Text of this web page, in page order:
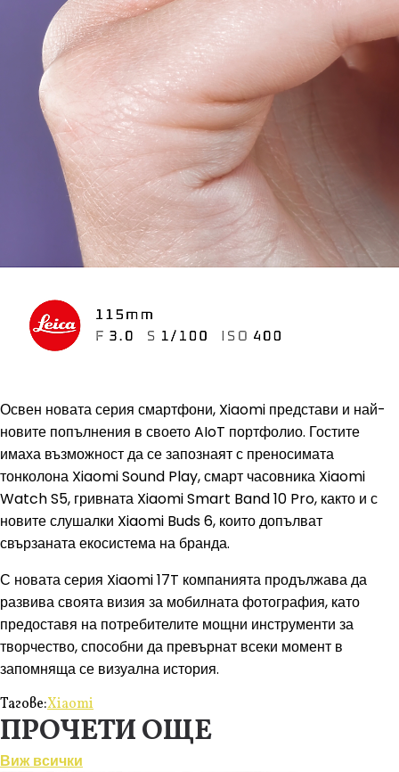
Освен новата серия смартфони, Xiaomi представи и най-
новите попълнения в своето AIoT портфолио. Гостите
имаха възможност да се запознаят с преносимата
тонколона Xiaomi Sound Play, смарт часовника Xiaomi
Watch S5, гривната Xiaomi Smart Band 10 Pro, както и с
новите слушалки Xiaomi Buds 6, които допълват
свързаната екосистема на бранда.
С новата серия Xiaomi 17T компанията продължава да
развива своята визия за мобилната фотография, като
предоставя на потребителите мощни инструменти за
творчество, способни да превърнат всеки момент в
запомняща се визуална история.
Тагове:Xiaomi
ПРОЧЕТИ ОЩЕ
Виж всички